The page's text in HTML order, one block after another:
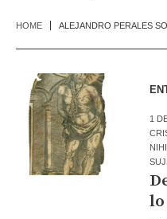
HOME ALEJANDRO PERALES
1
lo